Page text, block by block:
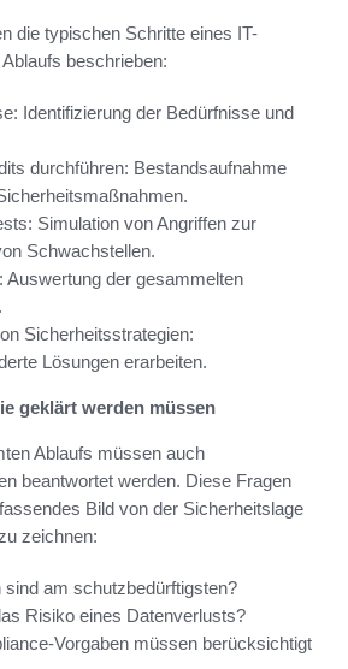
die typischen Schritte eines IT-
beschrieben:
Identifizierung der Bedürfnisse und
durchführen: Bestandsaufnahme
Simulation von Angriffen zur
Schwachstellen.
Auswertung der gesammelten
Sicherheitsstrategien:
Lösungen erarbeiten.
geklärt werden müssen
Ablaufs müssen auch
beantwortet werden. Diese Fragen
Bild von der Sicherheitslage
zeichnen:
sind am schutzbedürftigsten?
Risiko eines Datenverlusts?
Vorgaben müssen berücksichtigt